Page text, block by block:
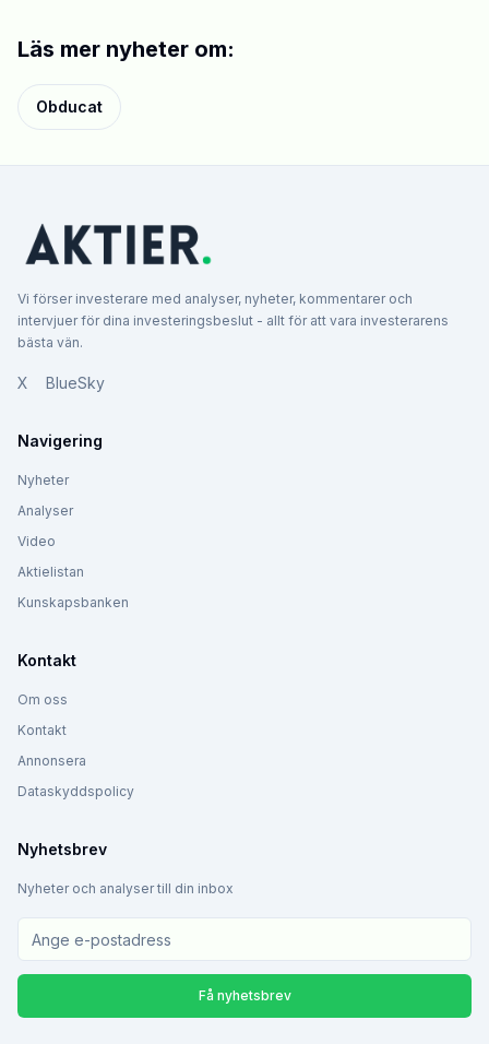
Läs mer nyheter om:
Obducat
Vi förser investerare med analyser, nyheter, kommentarer och
intervjuer för dina investeringsbeslut - allt för att vara investerarens
bästa vän.
X BlueSky
Navigering
Nyheter
Analyser
Video
Aktielistan
Kunskapsbanken
Kontakt
Om oss
Kontakt
Annonsera
Dataskyddspolicy
Nyhetsbrev
Nyheter och analyser till din inbox
Få nyhetsbrev